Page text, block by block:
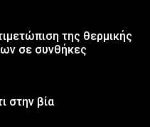
της θερμικής
σε συνθήκες
στην βία